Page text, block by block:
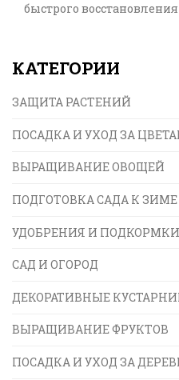
быстрого
КАТЕГОРИИ
ЗАЩИТА РАСТЕНИЙ
ПОСАДКА И УХОД ЗА
ВЫРАЩИВАНИЕ ОВОЩЕЙ
ПОДГОТОВКА САДА К ЗИМЕ
УДОБРЕНИЯ И ПОДКОРМКИ
САД И ОГОРОД
ДЕКОРАТИВНЫЕ
ВЫРАЩИВАНИЕ ФРУКТОВ
ПОСАДКА И УХОД ЗА